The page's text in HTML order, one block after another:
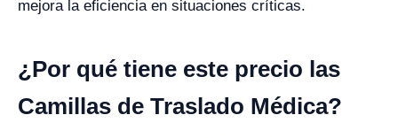
mejora la eficiencia en situaciones críticas.
¿Por qué tiene este precio las
Camillas de Traslado Médica?